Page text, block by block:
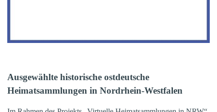
Ausgewählte historische ostdeutsche
Heimatsammlungen in Nordrhein-Westfalen